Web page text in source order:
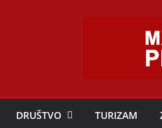
DRUŠTVO TURIZAM